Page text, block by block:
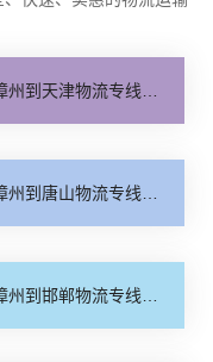
到天津物流专线_高效快运「运价查询」
到唐山物流专线_准时准点「一站式托运」
到邯郸物流专线_高效快运「来电咨询」